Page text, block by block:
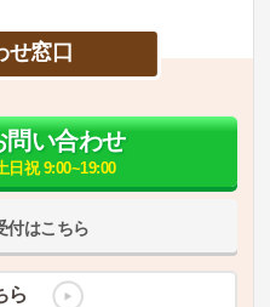
せ窓口
付はこちら
問い合わせ
日祝 9:00~19:00
ら